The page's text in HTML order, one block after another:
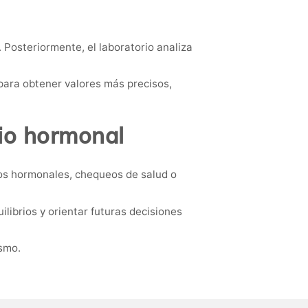
el laboratorio analiza
obtener valores más precisos,
hormonal
hormonales, chequeos de salud o
y orientar futuras decisiones